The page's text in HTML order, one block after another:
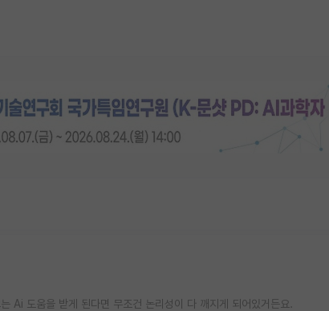
Ai 도움을 받게 된다면 무조건 논리성이 다 깨지게 되어있거든요.